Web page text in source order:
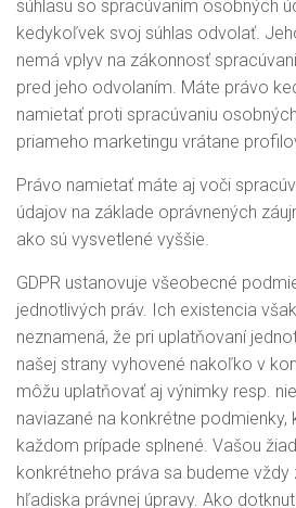
súhlasu so spracúvaním osobných
kedykoľvek svoj súhlas odvolať.
nemá vplyv na zákonnosť
pred jeho odvolaním. Máte právo
namietať proti spracúvaniu
priameho marketingu vrátane
Právo namietať máte aj voči
údajov na základe oprávnených
ako sú vysvetlené vyššie.
GDPR ustanovuje všeobecné
jednotlivých práv. Ich existencia
neznamená, že pri uplatňovaní
našej strany vyhovené nakoľko v
môžu uplatňovať aj výnimky resp.
naviazané na konkrétne
každom prípade splnené. Vašou
konkrétneho práva sa budeme
hľadiska právnej úpravy. Ako